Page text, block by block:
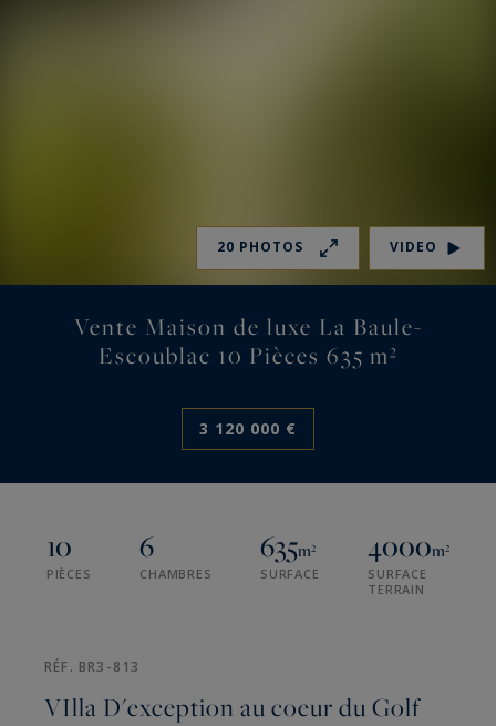
20 PHOTOS VIDEO
Vente Maison de luxe La Baule-
Escoublac 10 Pièces 635 m²
3 120 000 €
10
PIÈCES
6
CHAMBRES
635m²
SURFACE
4000m²
SURFACE
TERRAIN
RÉF. BR3-813
VIlla D'exception au coeur du Golf